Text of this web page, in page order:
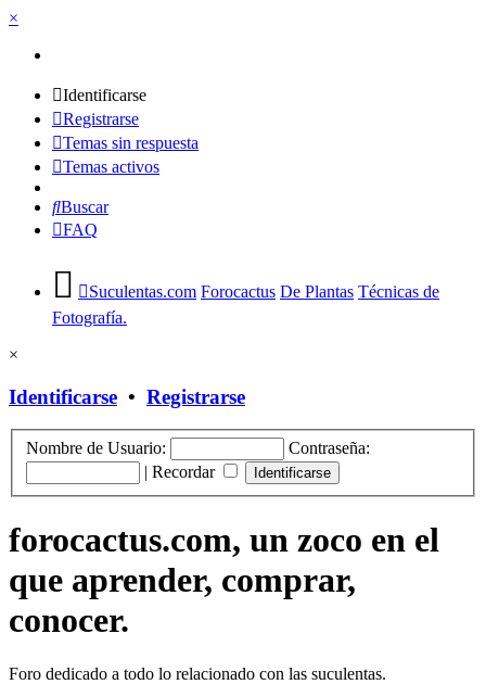
×
Identificarse
Registrarse
Temas sin respuesta
Temas activos
Buscar
FAQ
Suculentas.com Forocactus De Plantas Técnicas de
Fotografía.
×
Identificarse • Registrarse
Nombre de Usuario:
Contraseña:
| Recordar
forocactus.com, un zoco en el
que aprender, comprar,
conocer.
Foro dedicado a todo lo relacionado con las suculentas.